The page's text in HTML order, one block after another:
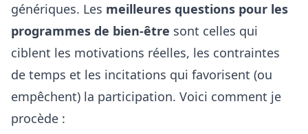
génériques. Les meilleures questions pour les
programmes de bien-être sont celles qui
ciblent les motivations réelles, les contraintes
de temps et les incitations qui favorisent (ou
empêchent) la participation. Voici comment je
procède :